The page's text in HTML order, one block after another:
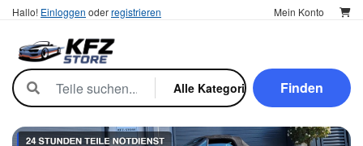
Hallo! Einloggen oderregistrieren Mein Konto
Finden